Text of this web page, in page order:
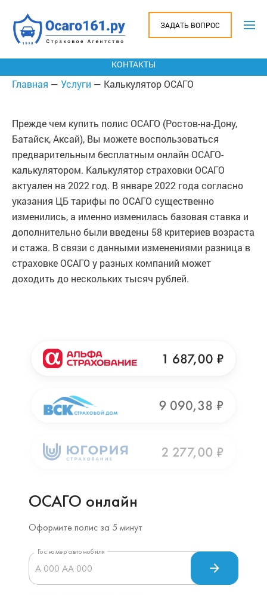
ЗАДАТЬ ВОПРОС
ПРЕИМУЩЕСТВА
КОНТАКТЫ
Главная — Услуги — Калькулятор ОСАГО
Прежде чем купить полис ОСАГО (Ростов-на-Дону,
Батайск, Аксай), Вы можете воспользоваться
предварительным бесплатным онлайн ОСАГО-
калькулятором. Калькулятор страховки ОСАГО
актуален на 2022 год. В январе 2022 года согласно
указания ЦБ тарифы по ОСАГО существенно
изменились, а именно изменилась базовая ставка и
дополнительно были введены 58 критериев возраста
и стажа. В связи с данными изменениями разница в
страховке ОСАГО у разных компаний может
доходить до нескольких тысяч рублей.